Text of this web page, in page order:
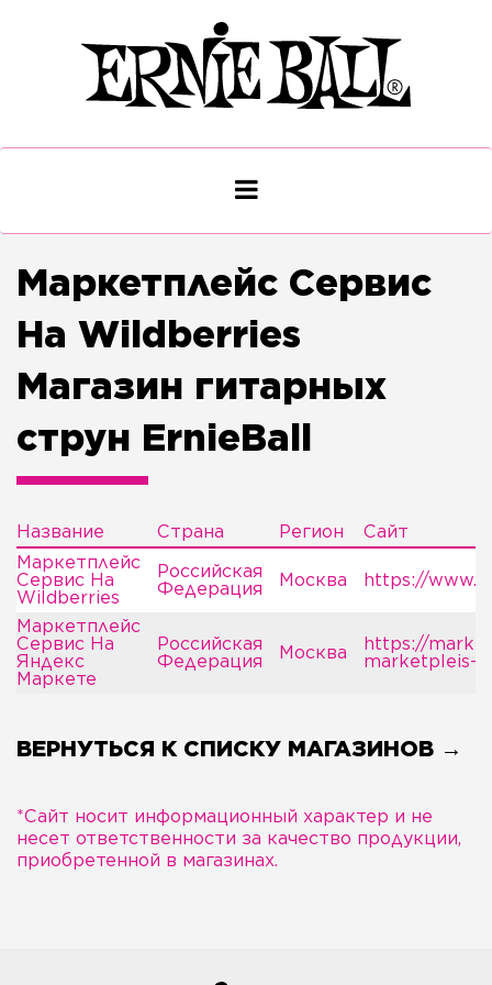
Маркетплейс Сервис
На Wildberries
Магазин гитарных
струн ErnieBall
Название Страна Регион
Сайт
Маркетплейс
Сервис На
Wildberries
Российская
Федерация
Москва https://
Маркетплейс
Сервис На
Яндекс
Маркете
Российская
Федерация
Москва
https://
marketpleis-
ВЕРНУТЬСЯ К СПИСКУ МАГАЗИНОВ →
*Сайт носит информационный характер и не
несет ответственности за качество продукции,
приобретенной в магазинах.